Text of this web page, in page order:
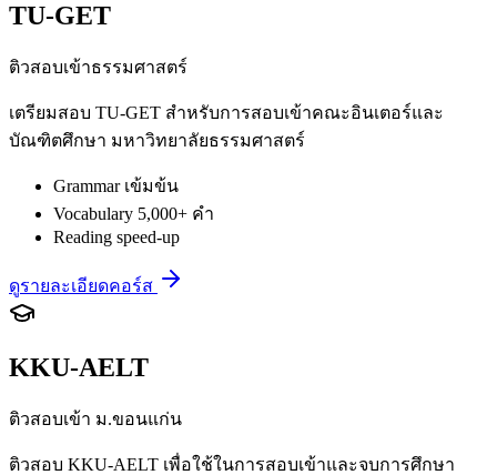
TU-GET
ติวสอบเข้าธรรมศาสตร์
เตรียมสอบ TU-GET สำหรับการสอบเข้าคณะอินเตอร์และ
บัณฑิตศึกษา มหาวิทยาลัยธรรมศาสตร์
Grammar เข้มข้น
Vocabulary 5,000+ คำ
Reading speed-up
ดูรายละเอียดคอร์ส
KKU-AELT
ติวสอบเข้า ม.ขอนแก่น
ติวสอบ KKU-AELT เพื่อใช้ในการสอบเข้าและจบการศึกษา